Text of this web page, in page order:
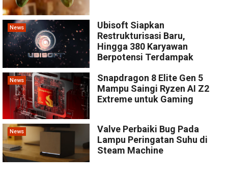
News
Ubisoft Siapkan
Restrukturisasi Baru,
Hingga 380 Karyawan
Berpotensi Terdampak
News
Snapdragon 8 Elite Gen 5
Mampu Saingi Ryzen AI Z2
Extreme untuk Gaming
News
Valve Perbaiki Bug Pada
Lampu Peringatan Suhu di
Steam Machine